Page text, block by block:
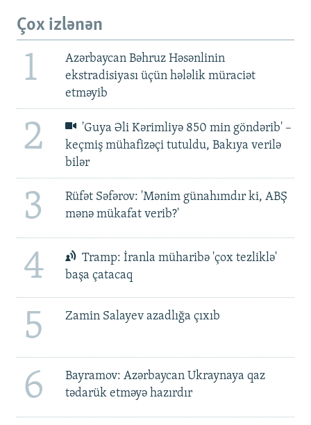
Çox izlənən
1
Azərbaycan Bəhruz Həsənlinin
ekstradisiyası üçün hələlik müraciət
etməyib
2
'Guya Əli Kərimliyə 850 min göndərib' –
keçmiş mühafizəçi tutuldu, Bakıya verilə
bilər
3
Rüfət Səfərov: 'Mənim günahımdır ki, ABŞ
mənə mükafat verib?'
4
Tramp: İranla müharibə 'çox tezliklə'
başa çatacaq
5 Zamin Salayev azadlığa çıxıb
6
Bayramov: Azərbaycan Ukraynaya qaz
tədarük etməyə hazırdır